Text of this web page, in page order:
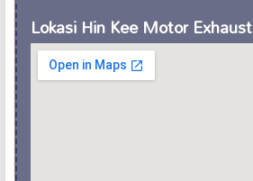
Lokasi Hin Kee Motor